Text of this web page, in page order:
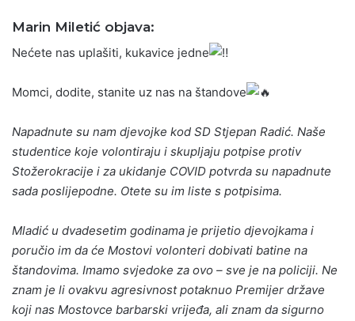
Marin Miletić objava:
Nećete nas uplašiti, kukavice jedne
Momci, dodite, stanite uz nas na štandove
Napadnute su nam djevojke kod SD Stjepan Radić. Naše
studentice koje volontiraju i skupljaju potpise protiv
Stožerokracije i za ukidanje COVID potvrda su napadnute
sada poslijepodne. Otete su im liste s potpisima.
Mladić u dvadesetim godinama je prijetio djevojkama i
poručio im da će Mostovi volonteri dobivati batine na
štandovima. Imamo svjedoke za ovo – sve je na policiji. Ne
znam je li ovakvu agresivnost potaknuo Premijer države
koji nas Mostovce barbarski vrijeđa, ali znam da sigurno